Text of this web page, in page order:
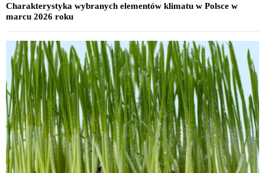
Charakterystyka wybranych elementów klimatu w Polsce w
marcu 2026 roku